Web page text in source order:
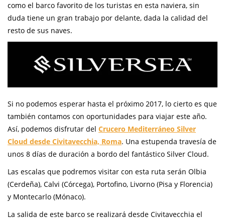
como el barco favorito de los turistas en esta naviera, sin
duda tiene un gran trabajo por delante, dada la calidad del
resto de sus naves.
Si no podemos esperar hasta el próximo 2017, lo cierto es que
también contamos con oportunidades para viajar este año.
Así, podemos disfrutar del Crucero Mediterráneo Silver
Cloud desde Civitavecchia, Roma. Una estupenda travesía de
unos 8 días de duración a bordo del fantástico Silver Cloud.
Las escalas que podremos visitar con esta ruta serán Olbia
(Cerdeña), Calvi (Córcega), Portofino, Livorno (Pisa y Florencia)
y Montecarlo (Mónaco).
La salida de este barco se realizará desde Civitavecchia el